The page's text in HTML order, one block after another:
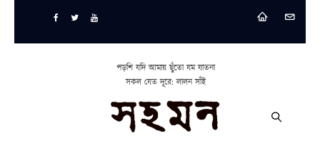
পড়শি যদি আমায় ছুঁতো যম যাতনা
সকল যেত দূরে: লালন সাঁই